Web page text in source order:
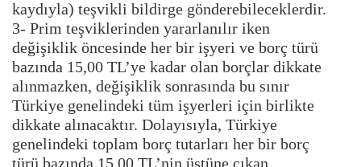
kaydıyla) teşvikli bildirge gönderebileceklerdir.
3- Prim teşviklerinden yararlanılır iken
değişiklik öncesinde her bir işyeri ve borç türü
bazında 15,00 TL’ye kadar olan borçlar dikkate
alınmazken, değişiklik sonrasında bu sınır
Türkiye genelindeki tüm işyerleri için birlikte
dikkate alınacaktır. Dolayısıyla, Türkiye
genelindeki toplam borç tutarları her bir borç
türü bazında 15,00 TL’nin üstüne çıkan